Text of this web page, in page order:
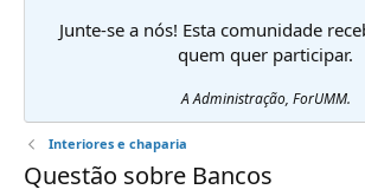
Junte-se a nós! Esta comunidade
quem quer participar.
A Administração, ForUMM.
Interiores e chaparia
Questão sobre Bancos